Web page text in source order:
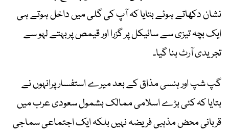
نشان دکھاتے ہوئے بتایا کہ آپ کی گلی میں داخل ہوتے ہی
ایک بچہ تیزی سے سائیکل پر گزرا اور قیمص پربہتے لہو سے
تجریدی آرٹ بنا گیا۔
گپ شپ اور ہنسی مذاق کے بعد میرے استفسار پرانہوں نے
بتایا کہ کئی بڑے اسلامی ممالک بشمول سعودی عرب میں
قربانی محض مذہبی فریضہ نہیں بلکہ ایک اجتماعی سماجی